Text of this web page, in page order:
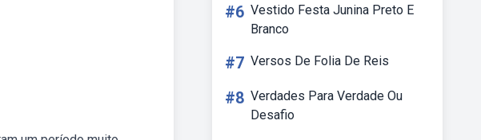
#6 Vestido Festa Junina Preto E
Branco
#7 Versos De Folia De Reis
#8 Verdades Para Verdade Ou
Desafio